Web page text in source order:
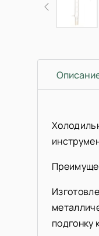
подгонку